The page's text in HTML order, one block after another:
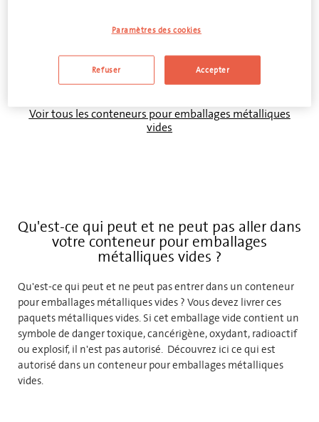
Voir tous les conteneurs pour emballages métalliques
vides
Qu'est-ce qui peut et ne peut pas aller dans
votre conteneur pour emballages
métalliques vides ?
Qu'est-ce qui peut et ne peut pas entrer dans un conteneur
pour emballages métalliques vides ? Vous devez livrer ces
paquets métalliques vides. Si cet emballage vide contient un
symbole de danger toxique, cancérigène, oxydant, radioactif
ou explosif, il n'est pas autorisé. Découvrez ici ce qui est
autorisé dans un conteneur pour emballages métalliques
vides.
Paramètres des cookies
Refuser Accepter